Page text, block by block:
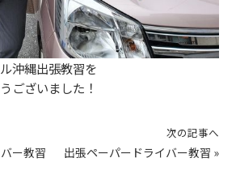
沖縄出張教習を
ございました！
ー教習
次の記事へ
出張ペーパードライバー教習 »